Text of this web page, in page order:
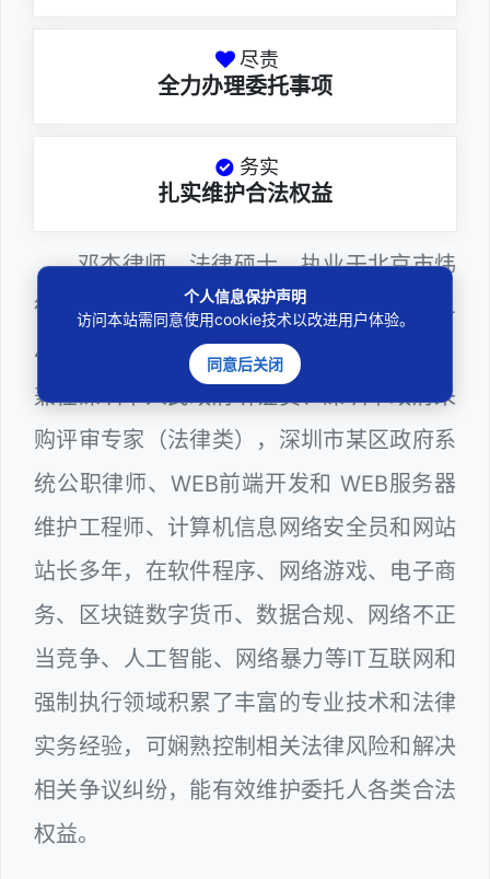
尽责
全力办理委托事项
务实
扎实维护合法权益
邓杰律师，法律硕士，执业于北京市炜
衡（深圳）律师事务所，律师执业证号为14
403201810022100。邓杰律师现（或曾）
兼任深圳市人民政府听证员、深圳市政府采
购评审专家（法律类），深圳市某区政府系
统公职律师、WEB前端开发和 WEB服务器
维护工程师、计算机信息网络安全员和网站
站长多年，在软件程序、网络游戏、电子商
务、区块链数字货币、数据合规、网络不正
当竞争、人工智能、网络暴力等IT互联网和
强制执行领域积累了丰富的专业技术和法律
实务经验，可娴熟控制相关法律风险和解决
相关争议纠纷，能有效维护委托人各类合法
权益。
个人信息保护声明
访问本站需同意使用cookie技术以改进用户体验。
同意后关闭